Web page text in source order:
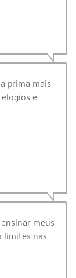
prima mais
e
meus
limites nas